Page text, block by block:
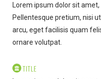
Lorem ipsum dolor sit
Pellentesque pretium, nisi
arcu, eget facilisis quam
ornare volutpat.
TITLE